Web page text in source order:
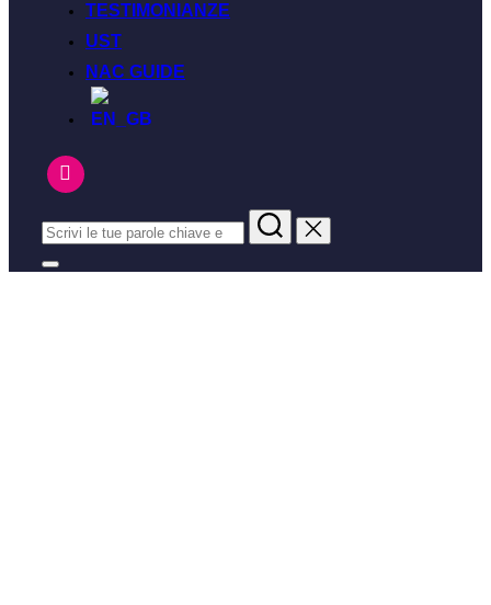
TESTIMONIANZE
UST
NAC GUIDE